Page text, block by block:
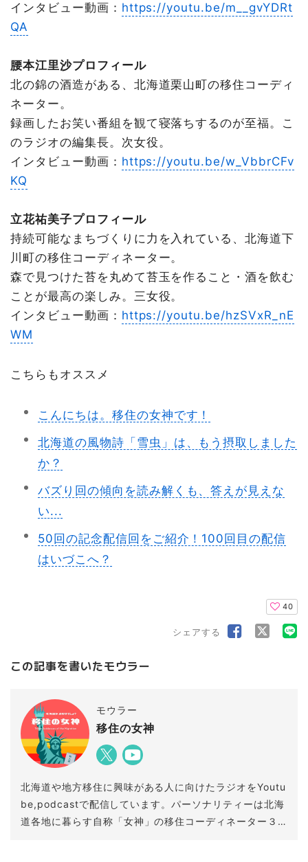
インタビュー動画： https://youtu.be/m__gvYDRt
QA
腰本江里沙プロフィール
北の錦の酒造がある、北海道栗山町の移住コーディ
ネーター。
録画したお笑い番組を観て寝落ちするのが至福。こ
のラジオの編集長。次女役。
インタビュー動画： https://youtu.be/w_VbbrCFv
KQ
立花祐美子プロフィール
持続可能なまちづくりに力を入れている、北海道下
川町の移住コーディネーター。
森で見つけた苔を丸めて苔玉を作ること・酒を飲む
ことが最高の楽しみ。三女役。
インタビュー動画： https://youtu.be/hzSVxR_nE
WM
こちらもオススメ
こんにちは。移住の女神です！
北海道の風物詩「雪虫」は、もう摂取しました
か？
バズり回の傾向を読み解くも、答えが見えな
い...
50回の記念配信回をご紹介！100回目の配信
はいづこへ？
40
シェアする
この記事を書いたモウラー
モウラー
移住の女神
北海道や地方移住に興味がある人に向けたラジオをYoutu
be,podcastで配信しています。パーソナリティーは北海
道各地に暮らす自称「女神」の移住コーディネーター３